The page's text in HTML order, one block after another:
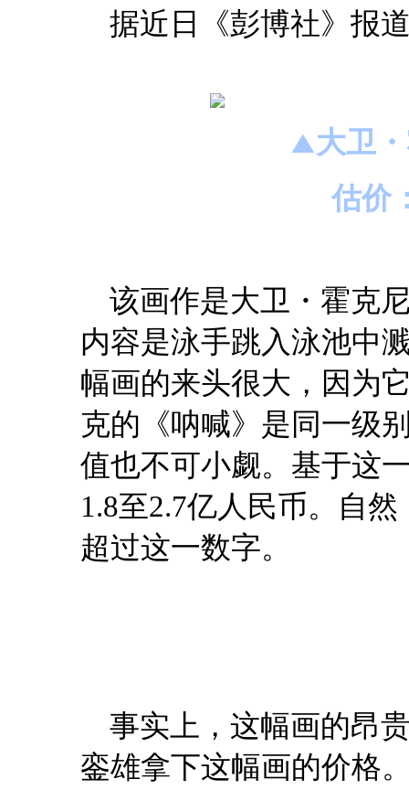
据近日《彭博社》报
▲大卫
估价
该画作是大卫・霍克
内容是泳手跳入泳池中
幅画的来头很大，因为
克的《呐喊》是同一级
值也不可小觑。基于这
1.8至2.7亿人民币。自
超过这一数字。
事实上，这幅画的昂
銮雄拿下这幅画的价格